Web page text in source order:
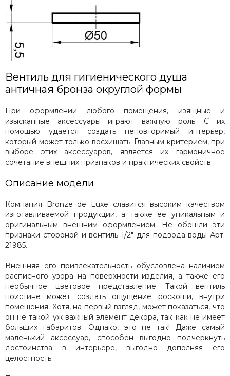
Вентиль для гигиенического душа
античная бронза округлой формы
При оформлении любого помещения, изящные и
изысканные аксессуары играют важную роль. С их
помощью удается создать неповторимый интерьер,
который может только восхищать. Главным критерием, при
выборе этих аксессуаров, является их гармоничное
сочетание внешних признаков и практических свойств.
Описание модели
Компания Bronze de Luxe славится высоким качеством
изготавливаемой продукции, а также ее уникальным и
оригинальным внешним оформлением. Не обошли эти
признаки стороной и вентиль 1/2" для подвода воды Арт.
21985.
Внешняя его привлекательность обусловлена наличием
расписного узора на поверхности изделия, а также его
необычное цветовое представление. Такой вентиль
поистине может создать ощущение роскоши, внутри
помещения. Хотя, на первый взгляд, может показаться, что
он не такой уж важный элемент декора, так как не имеет
больших габаритов. Однако, это не так! Даже самый
маленький аксессуар, способен выгодно подчеркнуть
достоинства в интерьере, выгодно дополняя его
целостность.